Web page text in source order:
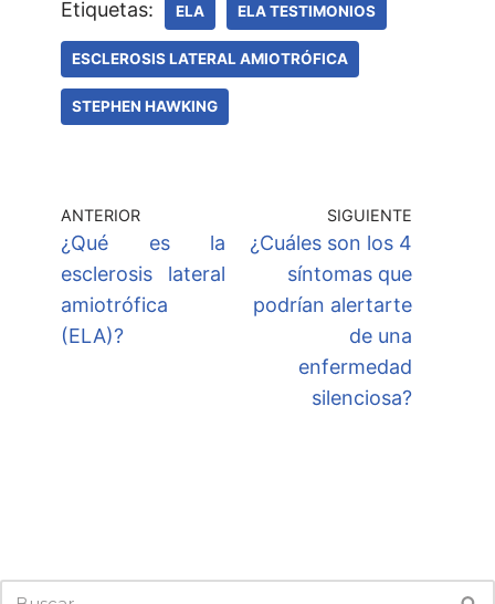
Etiquetas: ELA ELA TESTIMONIOS
ESCLEROSIS LATERAL AMIOTRÓFICA
STEPHEN HAWKING
ANTERIOR
¿Qué es la
esclerosis lateral
amiotrófica
(ELA)?
SIGUIENTE
¿Cuáles son los 4
síntomas que
podrían alertarte
de una
enfermedad
silenciosa?